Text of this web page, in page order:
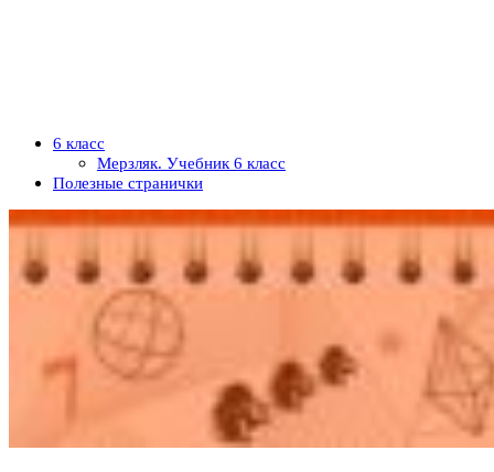
6 класс
Мерзляк. Учебник 6 класс
Полезные странички